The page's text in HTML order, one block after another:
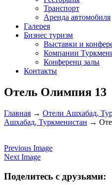
Транспорт
Аренда автомобиля
Галерея
Бизнес туризм
Выставки и
Компании
Конференц залы
Контакты
Отель Олимпия 13
Главная → Отели Ашхабад,
Ашхабад, Туркменистан →
Previous Image
Next Image
Поделитесь с друзьями: